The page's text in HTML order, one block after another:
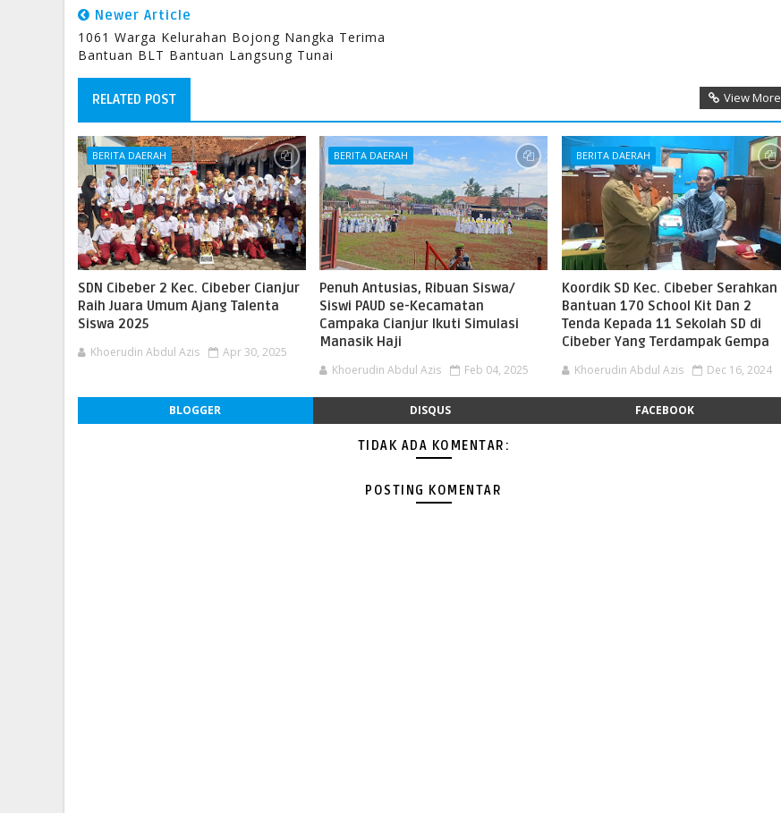
Newer Article
1061 Warga Kelurahan Bojong Nangka Terima
Bantuan BLT Bantuan Langsung Tunai
RELATED POST View More
BERITA DAERAH
SDN Cibeber 2 Kec. Cibeber Cianjur
Raih Juara Umum Ajang Talenta
Siswa 2025
Khoerudin Abdul Azis Apr 30, 2025
BERITA DAERAH
Penuh Antusias, Ribuan Siswa/
Siswi PAUD se-Kecamatan
Campaka Cianjur Ikuti Simulasi
Manasik Haji
Khoerudin Abdul Azis Feb 04, 2025
BERITA DAERAH
Koordik SD Kec. Cibeber Serahkan
Bantuan 170 School Kit Dan 2
Tenda Kepada 11 Sekolah SD di
Cibeber Yang Terdampak Gempa
Khoerudin Abdul Azis Dec 16, 2024
BLOGGER DISQUS FACEBOOK
TIDAK ADA KOMENTAR:
POSTING KOMENTAR